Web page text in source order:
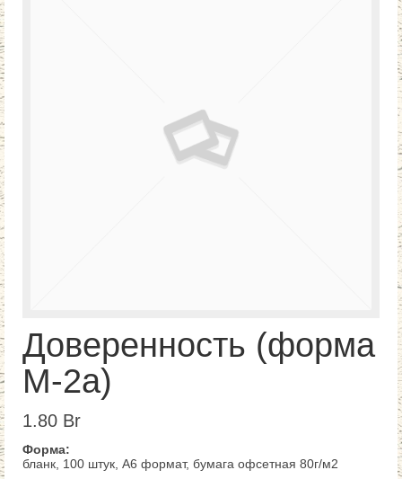
Доверенность (форма
М-2а)
1.80 Br
Форма:
бланк, 100 штук, А6 формат, бумага офсетная 80г/м2